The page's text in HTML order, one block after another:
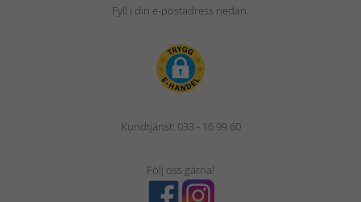
Fyll i din e-postadress nedan.
Kundtjänst: 033 - 16 99 60
Följ oss gärna!